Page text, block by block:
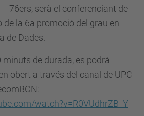
76ers, serà el conferenciant de
de la 6a promoció del grau en
de Dades.
minuts de durada, es podrà
obert a través del canal de UPC
watch?v=R0VUdhrZB_Y